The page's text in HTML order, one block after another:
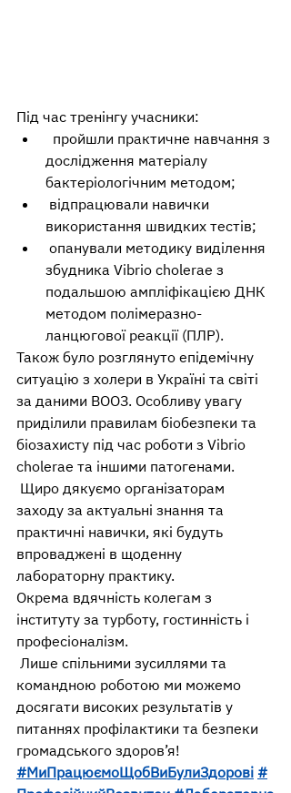
Під час тренінгу учасники:
дослідження матеріалу
бактеріологічним методом;
відпрацювали навички
використання швидких тестів;
опанували методику виділення
збудника Vibrio cholerae з
подальшою ампліфікацією ДНК
методом полімеразно-
ланцюгової реакції (ПЛР).
Також було розглянуто епідемічну
ситуацію з холери в Україні та світі
за даними ВООЗ. Особливу увагу
приділили правилам біобезпеки та
біозахисту під час роботи з Vibrio
cholerae та іншими патогенами.
Щиро дякуємо організаторам
заходу за актуальні знання та
практичні навички, які будуть
впроваджені в щоденну
лабораторну практику.
Окрема вдячність колегам з
інституту за турботу, гостинність і
професіоналізм.
Лише спільними зусиллями та
командною роботою ми можемо
досягати високих результатів у
питаннях профілактики та безпеки
громадського здоров’я!
#МиПрацюємоЩобВиБулиЗдорові #